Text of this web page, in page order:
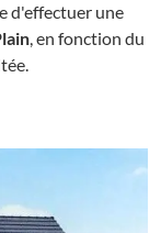
d'effectuer une
, en fonction du